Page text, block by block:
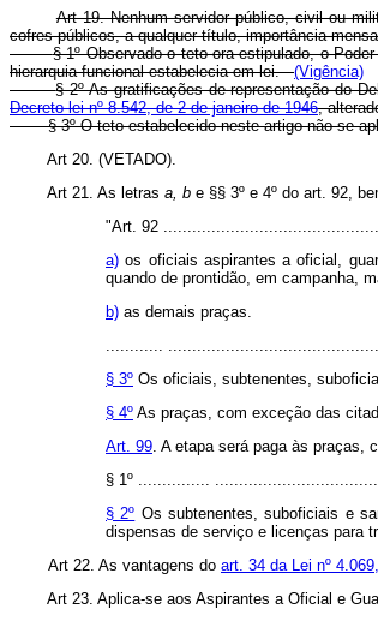
Art 19. Nenhum servidor público, civil ou
cofres públicos, a qualquer título, importância
§ 1º Observado o teto ora estipulado, o
hierarquia funcional estabelecia em lei.(Vigência)
§ 2º As gratificações de representação do
Decreto-lei nº 8.542, de 2 de janeiro de 1946,
§ 3º O teto estabelecido neste artigo não se
Art 20. (VETADO).
Art 21. As letras a, b e §§ 3º e 4º do art. 92,
"Art. 92
a) os oficiais aspirantes a oficial,
quando de prontidão, em campanha,
b) as demais praças.
............
§ 3º Os oficiais, subtenentes,
§ 4º As praças, com exceção das
Art. 99. A etapa será paga às praças,
§ 1º ...............
§ 2º Os subtenentes, suboficiais e
dispensas de serviço e licenças para
Art 22. As vantagens do art. 34 da Lei nº
Art 23. Aplica-se aos Aspirantes a Oficial e